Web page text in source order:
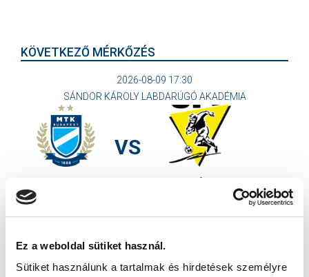
Ez a weboldal sütiket használ.
Sütiket használunk a tartalmak és hirdetések személyre
KÖVETKEZŐ MÉRKŐZÉS
2026-08-09 17:30
SÁNDOR KÁROLY LABDARÚGÓ AKADÉMIA
VS
MTK BUDAPEST HÍRLEVÉL
Ne maradjon le egy eseményről sem! Iratkozzon fel ingyenes